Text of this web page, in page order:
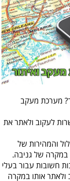
מעקב
ולאתר את
של
של גניבה.
עבור בעלי
אותו במקרה